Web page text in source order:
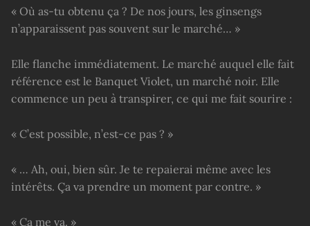
« Où as-tu obtenu ça ? De nos jours, les ginsengs
n’apparaissent pas souvent sur le marché… »
Elle flanche immédiatement. Le marché auquel elle fait
référence est le Banquet Violet, un marché noir. Elle
commence un peu à transpirer, ce qui me fait sourire :
« C’est possible, n’est-ce pas ? »
« … Ah, oui, bien sûr. Je te repaierai même avec les
intérêts. Ça va prendre un moment par contre. »
« Ça me va. »